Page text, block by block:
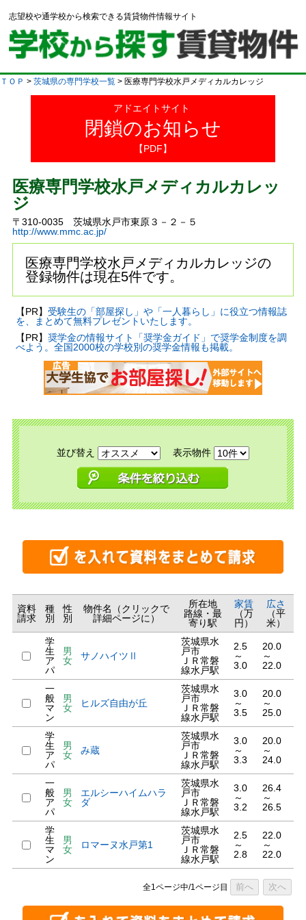
志望校や通学校から検索できる賃貸物件情報サイト
ＴＯＰ > 茨城県の専門学校一覧 > 医療専門学校水戸メディカルカレッジ
アドエイトサイト
閉鎖のお知らせ
【PDF】
医療専門学校水戸メディカルカレッ
ジ
〒310-0035 茨城県水戸市東原３－２－５
http://www.mmc.ac.jp/
医療専門学校水戸メディカルカレッジの
登録物件は現在5件です。
【PR】 受験生の「部屋探し」や「一人暮らし」に役立つ情報誌
を、まとめて無料プレゼントいたします。
【PR】 奨学金の情報サイト「奨学金ガイド」で奨学金制度を調
べよう。全国2000校の学校別の奨学金情報も掲載。
並び替え 表示物件
資料
請求
種
別
性
別
物件名（クリックで
詳細ページに）
所在地
路線・最
寄り駅
家賃
（万
円）
広さ
（平
米）
学
生
ア
パ
男
女
サノハイツⅡ
茨城県水
戸市
ＪＲ常磐
線水戸駅
2.5
～
3.0
20.0
～
22.0
一
般
マ
ン
男
女
ヒルズ自由が丘
茨城県水
戸市
ＪＲ常磐
線水戸駅
3.0
～
3.5
20.0
～
25.0
学
生
ア
パ
男
女
み蔵
茨城県水
戸市
ＪＲ常磐
線水戸駅
3.0
～
3.3
20.0
～
24.0
一
般
ア
パ
男
女
エルシーハイムハラ
ダ
茨城県水
戸市
ＪＲ常磐
線水戸駅
3.0
～
3.2
26.4
～
26.5
学
生
マ
ン
男
女
ロマーヌ水戸第1
茨城県水
戸市
ＪＲ常磐
線水戸駅
2.5
～
2.8
22.0
～
22.0
全1ページ中/1ページ目 前へ 次へ